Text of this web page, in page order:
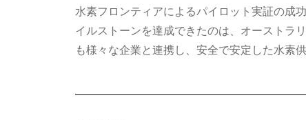
水素フロンティアによるパイロット実証の成
イルストーンを達成できたのは、オーストラ
も様々な企業と連携し、安全で安定した水素